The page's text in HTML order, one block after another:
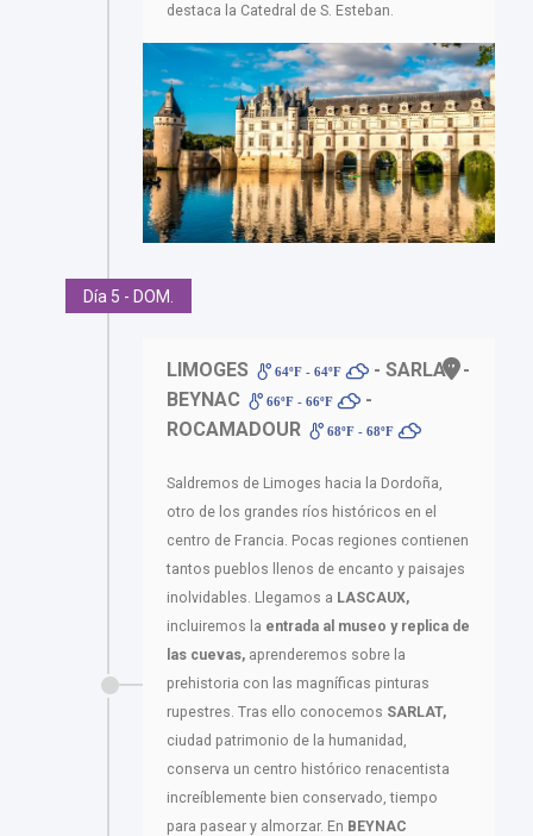
destaca la Catedral de S. Esteban.
Día 5 - DOM.
LIMOGES 64ºF - 64ºF
- SARLAT -
BEYNAC
66ºF - 66ºF
-
ROCAMADOUR
68ºF - 68ºF
Saldremos de Limoges hacia la Dordoña,
otro de los grandes ríos históricos en el
centro de Francia. Pocas regiones contienen
tantos pueblos llenos de encanto y paisajes
inolvidables. Llegamos a LASCAUX,
incluiremos la entrada al museo y replica de
las cuevas, aprenderemos sobre la
prehistoria con las magníficas pinturas
rupestres. Tras ello conocemos SARLAT,
ciudad patrimonio de la humanidad,
conserva un centro histórico renacentista
increíblemente bien conservado, tiempo
para pasear y almorzar. En BEYNAC